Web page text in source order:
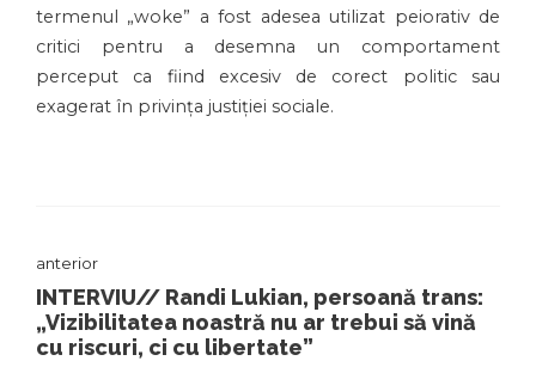
termenul „woke” a fost adesea utilizat peiorativ de
critici pentru a desemna un comportament
perceput ca fiind excesiv de corect politic sau
exagerat în privința justiției sociale.
anterior
INTERVIU// Randi Lukian, persoană trans:
„Vizibilitatea noastră nu ar trebui să vină
cu riscuri, ci cu libertate”